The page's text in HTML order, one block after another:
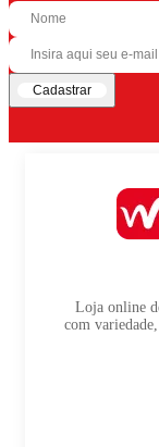
Cadastrar
Loja online
com